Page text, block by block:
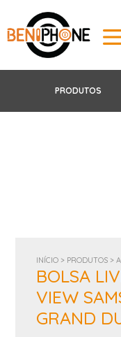
PRODUTOS
INÍCIO > PRODUTOS >
BOLSA
VIEW
GRAND